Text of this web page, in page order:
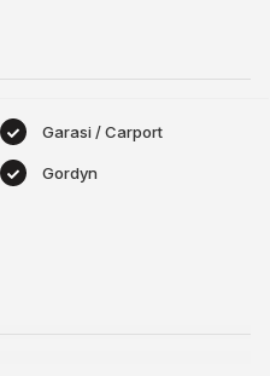
Garasi / Carport
Gordyn